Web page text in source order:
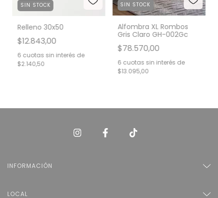
SIN STOCK
Relleno 30x50
$12.843,00
6 cuotas sin interés de
$2.140,50
SIN STOCK
Alfombra XL Rombos
Gris Claro GH-002Gc
$78.570,00
6 cuotas sin interés de
$13.095,00
INFORMACIÓN
LOCAL